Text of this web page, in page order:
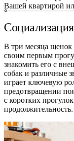
Вашей квартирой
В три месяца щенок
своим первым
знакомить его с
собак и различные
играет ключевую
предотвращении
с коротких
продолжительность.